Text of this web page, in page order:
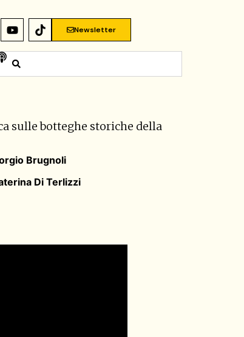
Newsletter
sulle botteghe storiche della
Brugnoli
Di Terlizzi